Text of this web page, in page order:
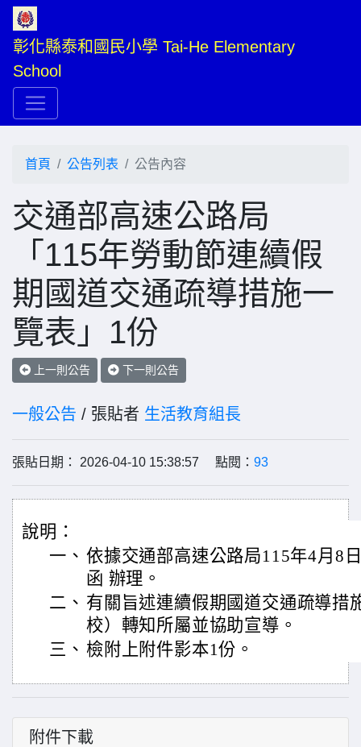
彰化縣泰和國民小學 Tai-He Elementary
School
首頁 公告列表 公告內容
交通部高速公路局
「115年勞動節連續假
期國道交通疏導措施一
覽表」1份
上一則公告 下一則公告
一般公告 / 張貼者 生活教育組長
張貼日期： 2026-04-10 15:38:57 點閱： 93
說明：
一、 依據交通部高速公路局115年4月8
函 辦理。
二、 有關旨述連續假期國道交通疏導措
校）轉知所屬並協助宣導。
三、 檢附上附件影本1份。
附件下載